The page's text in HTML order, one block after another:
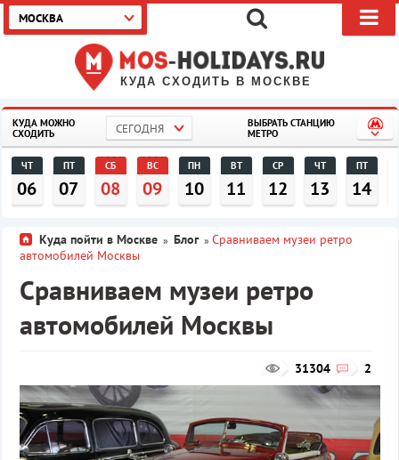
КУДА СХОДИТЬ В МОСКВЕ
МОСКВА
КУДА МОЖНО
СХОДИТЬ
СЕГОДНЯ
ВЫБРАТЬ СТАНЦИЮ
МЕТРО
ЧТ
06
ПТ
07
СБ
08
ВС
09
ПН
10
ВТ
11
СР
12
ЧТ
13
ПТ
14
Куда пойти в Москве » Блог » Сравниваем музеи ретро
автомобилей Москвы
Сравниваем музеи ретро
автомобилей Москвы
2
31304